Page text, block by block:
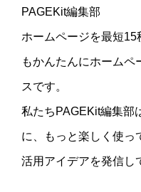
PAGEKit編集部
ホームページを最短
もかんたんにホームペ
スです。
私たちPAGEKit編集部
に、もっと楽しく使っ
活用アイデアを発信し